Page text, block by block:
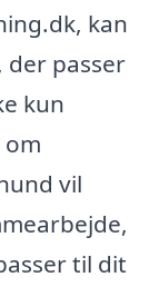
kan
passer
kun
vil
til dit